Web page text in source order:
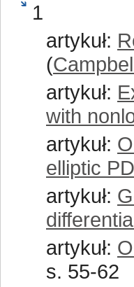
1
artykuł:
(
artykuł:
with
artykuł:
elliptic
artykuł:
artykuł:
s. 55-62